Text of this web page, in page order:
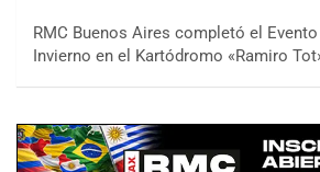
RMC Buenos Aires completó el
Invierno en el Kartódromo «Ramiro